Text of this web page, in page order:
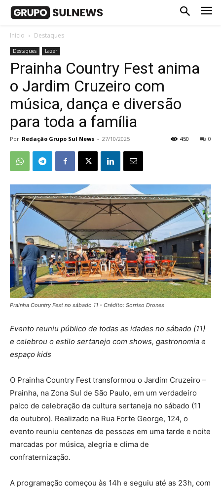
Início Destaques
Destaques Lazer
Prainha Country Fest anima
o Jardim Cruzeiro com
música, dança e diversão
para toda a família
Por Redação Grupo Sul News - 27/10/2025 0
450
Prainha Country Fest no sábado 11 - Crédito: Sorriso Drones
Evento reuniu público de todas as idades no sábado (11)
e celebrou o estilo sertanejo com shows, gastronomia e
espaço kids
O Prainha Country Fest transformou o Jardim Cruzeiro –
Prainha, na Zona Sul de São Paulo, em um verdadeiro
palco de celebração da cultura sertaneja no sábado (11
de outubro). Realizado na Rua Forte George, 124, o
evento reuniu centenas de pessoas em uma tarde e noite
marcadas por música, alegria e clima de
confraternização.
A programação começou às 14h e seguiu até as 23h, com